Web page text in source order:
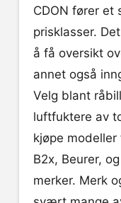
CDON fører et
prisklasser.
å få oversikt
annet også
Velg blant
luftfuktere av
kjøpe modeller
B2x, Beurer,
merker. Merk